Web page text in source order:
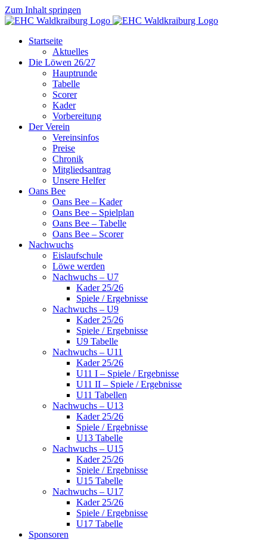
Zum Inhalt springen
Startseite
Aktuelles
Die Löwen 26/27
Hauptrunde
Tabelle
Scorer
Kader
Vorbereitung
Der Verein
Vereinsinfos
Preise
Chronik
Mitgliedsantrag
Unsere Helfer
Oans Bee
Oans Bee – Kader
Oans Bee – Spielplan
Oans Bee – Tabelle
Oans Bee – Scorer
Nachwuchs
Eislaufschule
Löwe werden
Nachwuchs – U7
Kader 25/26
Spiele / Ergebnisse
Nachwuchs – U9
Kader 25/26
Spiele / Ergebnisse
U9 Tabelle
Nachwuchs – U11
Kader 25/26
U11 I – Spiele / Ergebnisse
U11 II – Spiele / Ergebnisse
U11 Tabellen
Nachwuchs – U13
Kader 25/26
Spiele / Ergebnisse
U13 Tabelle
Nachwuchs – U15
Kader 25/26
Spiele / Ergebnisse
U15 Tabelle
Nachwuchs – U17
Kader 25/26
Spiele / Ergebnisse
U17 Tabelle
Sponsoren